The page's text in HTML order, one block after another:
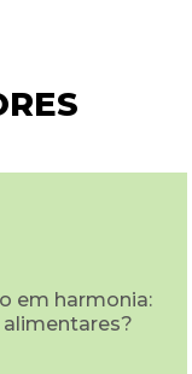
em harmonia: